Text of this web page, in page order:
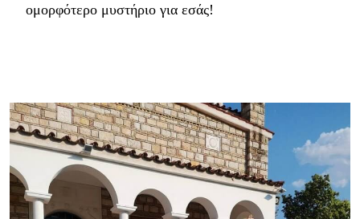
ομορφότερο μυστήριο για εσάς!